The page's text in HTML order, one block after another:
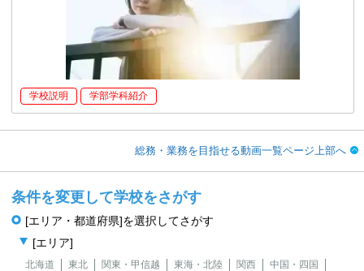
学校説明 学部学科紹介
総務・業務を目指せる動画一覧ページ上部へ
条件を変更して学校をさがす
[エリア・都道府県]を選択してさがす
[エリア]
北海道 東北 関東・甲信越 東海・北陸 関西
中国・四国